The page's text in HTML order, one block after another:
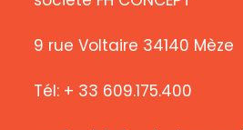
9 rue Voltaire 34140 Mèze
Tél: + 33 609.175.400